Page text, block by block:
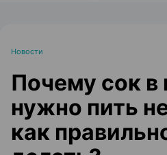
Новости
Почему сок в
нужно пить
как